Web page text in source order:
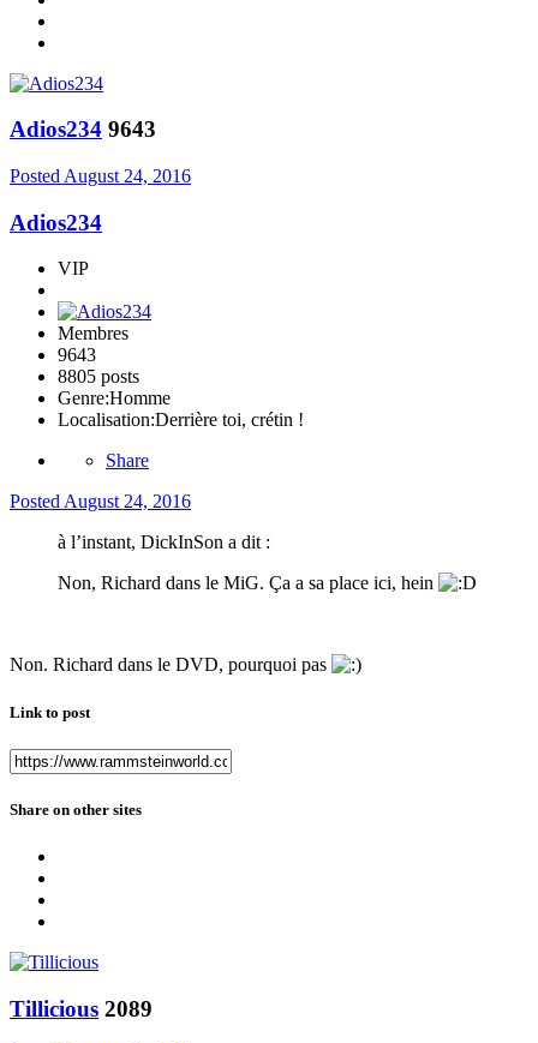
Adios234 9643
Posted August 24, 2016
Adios234
VIP
Membres
9643
8805 posts
Genre:Homme
Localisation:Derrière toi, crétin !
Share
PostedAugust 24, 2016
à l’instant, DickInSon a dit :
Non, Richard dans le MiG. Ça a sa place ici, hein
Non. Richard dans le DVD, pourquoi pas
Link to post
Share on other sites
Tillicious 2089